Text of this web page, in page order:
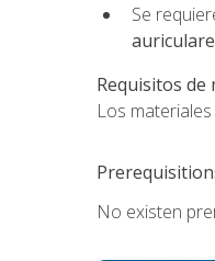
Se
Requisitos de
Los
No existen